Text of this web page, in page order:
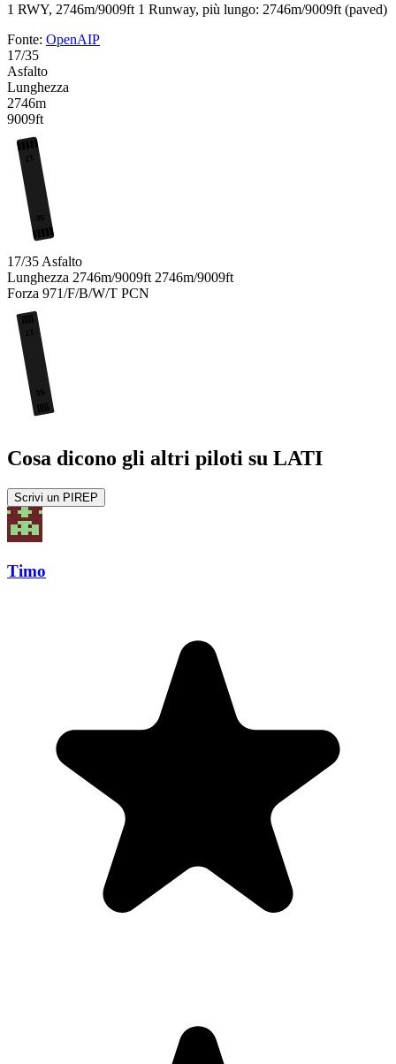
1 RWY, 2746m/9009ft 1 Runway, più lungo: 2746m/9009ft (paved)
Fonte: OpenAIP
17/35
Asfalto
Lunghezza
2746m
9009ft
35
17
17/35 Asfalto
Lunghezza 2746m/9009ft 2746m/9009ft
Forza 971/F/B/W/T PCN
35
17
Cosa dicono gli altri piloti su LATI
Scrivi un PIREP
Timo